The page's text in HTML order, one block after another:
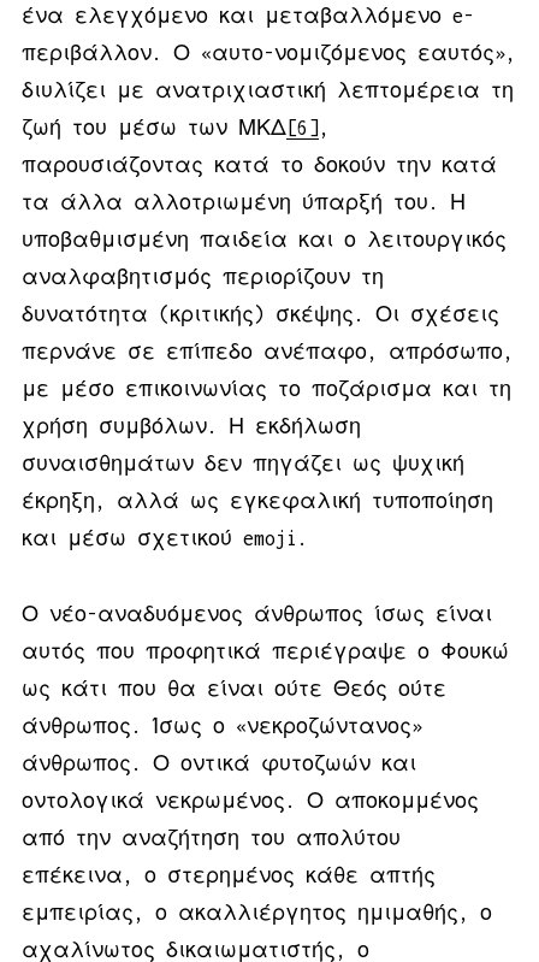
ένα ελεγχόμενο και μεταβαλλόμενο e-
περιβάλλον. Ο «αυτο-νομιζόμενος εαυτός»,
διυλίζει με ανατριχιαστική λεπτομέρεια τη
ζωή του μέσω των ΜΚΔ [6] ,
παρουσιάζοντας κατά το δοκούν την κατά
τα άλλα αλλοτριωμένη ύπαρξή του. Η
υποβαθμισμένη παιδεία και ο λειτουργικός
αναλφαβητισμός περιορίζουν τη
δυνατότητα (κριτικής) σκέψης. Οι σχέσεις
περνάνε σε επίπεδο ανέπαφο, απρόσωπο,
με μέσο επικοινωνίας το ποζάρισμα και τη
χρήση συμβόλων. Η εκδήλωση
συναισθημάτων δεν πηγάζει ως ψυχική
έκρηξη, αλλά ως εγκεφαλική τυποποίηση
και μέσω σχετικού emoji.
Ο νέο-αναδυόμενος άνθρωπος ίσως είναι
αυτός που προφητικά περιέγραψε ο Φουκώ
ως κάτι που θα είναι ούτε Θεός ούτε
άνθρωπος. Ίσως ο «νεκροζώντανος»
άνθρωπος. Ο οντικά φυτοζωών και
οντολογικά νεκρωμένος. Ο αποκομμένος
από την αναζήτηση του απολύτου
επέκεινα, ο στερημένος κάθε απτής
εμπειρίας, ο ακαλλιέργητος ημιμαθής, ο
αχαλίνωτος δικαιωματιστής, ο